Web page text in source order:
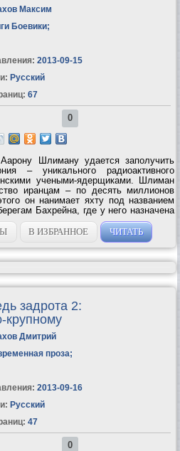
Максим
Боевики;
2013-09-15
Русский
67
0
Шлиману удается заполучить
– уникального радиоактивного
учеными-ядерщиками. Шлиман
иранцам – по десять миллионов
он нанимает яхту под названием
Бахрейна, где у него назначена
И быть бы Шлиману
узнают...
В ИЗБРАННОЕ ЧИТАТЬ
задрота 2:
крупному
Дмитрий
проза;
2013-09-16
Русский
47
0